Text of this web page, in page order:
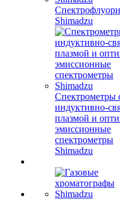
Shimadzu
Спектрометры
индуктивно-
плазмой и
эмиссионные
спектрометры
Shimadzu